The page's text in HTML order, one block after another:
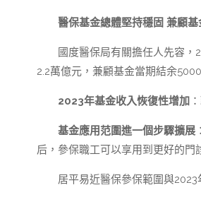
醫保基金總體堅持穩固 兼顧
國度醫保局有關擔任人先容，
2.2萬億元，兼顧基金當期結余
2023年基金收入恢復性增加
基金應用范圍進一個步驟擴展
后，參保職工可以享用到更好的門
居平易近醫保參保範圍與